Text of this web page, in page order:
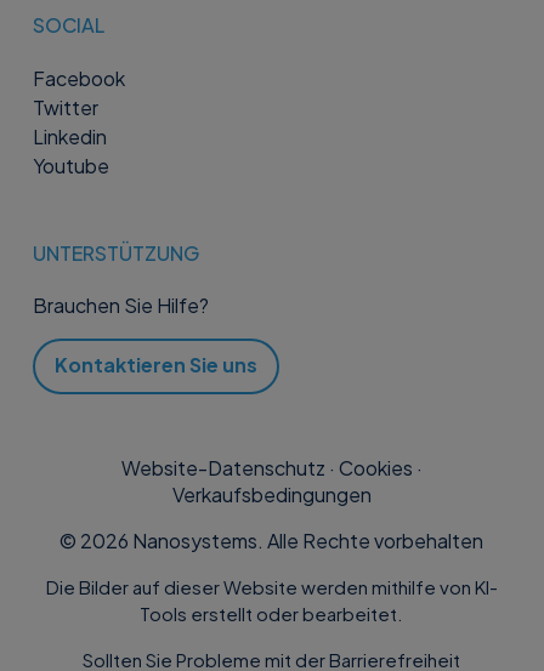
SOCIAL
Facebook
Twitter
Linkedin
Youtube
UNTERSTÜTZUNG
Brauchen Sie Hilfe?
Kontaktieren Sie uns
Website-Datenschutz · Cookies ·
Verkaufsbedingungen
© 2026 Nanosystems. Alle Rechte vorbehalten
Die Bilder auf dieser Website werden mithilfe von KI-
Tools erstellt oder bearbeitet.
Sollten Sie Probleme mit der Barrierefreiheit